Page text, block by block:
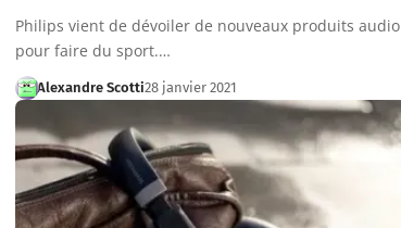
Philips vient de dévoiler de nouveaux produits audio
pour faire du sport.…
Alexandre Scotti28 janvier 2021